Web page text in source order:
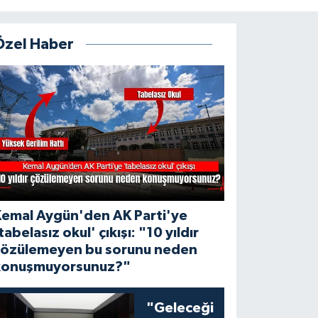
Haber
Aygün'den AK Parti'ye
okul' çıkışı: "10 yıldır
bu sorunu neden
"Geleceği